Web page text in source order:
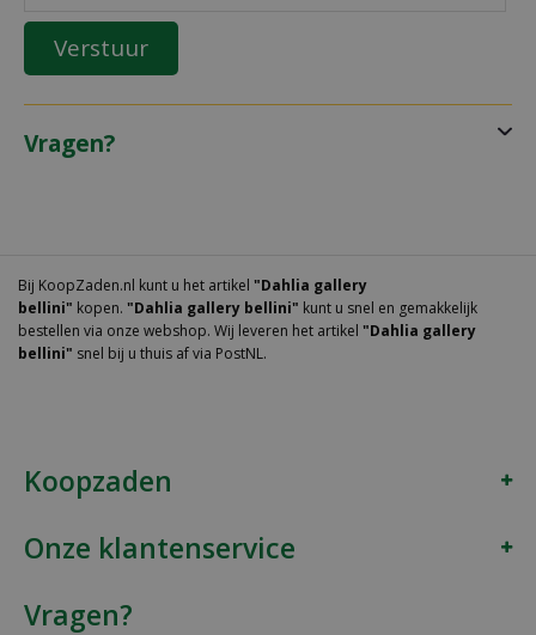
Vragen?
Bij KoopZaden.nl kunt u het artikel "Dahlia gallery
bellini" kopen. "Dahlia gallery bellini" kunt u snel en gemakkelijk
bestellen via onze webshop. Wij leveren het artikel "Dahlia gallery
bellini" snel bij u thuis af via PostNL.
Koopzaden
Onze klantenservice
Vragen?